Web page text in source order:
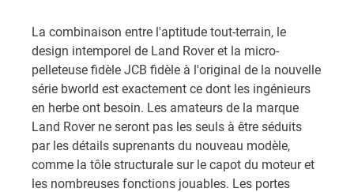
La combinaison entre l'aptitude tout-terrain, le
design intemporel de Land Rover et la micro-
pelleteuse fidèle JCB fidèle à l'original de la nouvelle
série bworld est exactement ce dont les ingénieurs
en herbe ont besoin. Les amateurs de la marque
Land Rover ne seront pas les seuls à être séduits
par les détails suprenants du nouveau modèle,
comme la tôle structurale sur le capot du moteur et
les nombreuses fonctions jouables. Les portes